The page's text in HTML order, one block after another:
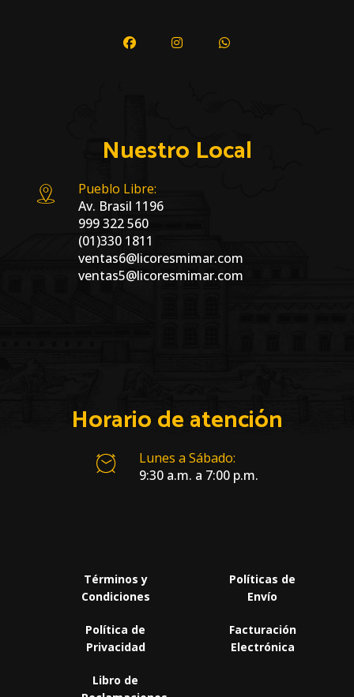
Nuestro Local
Pueblo Libre:
Av. Brasil 1196
999 322 560
(01)330 1811
ventas6@licoresmimar.com
ventas5@licoresmimar.com
Horario de atención
Lunes a Sábado:
9:30 a.m. a 7:00 p.m.
Términos y
Condiciones
Política de
Privacidad
Libro de
Políticas de
Envío
Facturación
Electrónica